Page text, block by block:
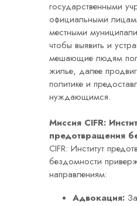
государственными
официальными
местными
чтобы выявить и
мешающие людям
жилье, далее
политике и
нуждающимся.
Миссия CIFR:
предотвращения
CIFR: Институт
бездомности
направлениям:
Адвокация: